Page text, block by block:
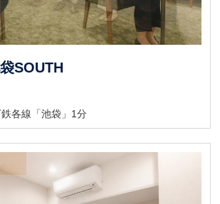
SOUTH
各線「池袋」1分